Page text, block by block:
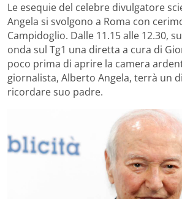
Le esequie del celebre divulgatore
Angela si svolgono a Roma con
Campidoglio. Dalle 11.15 alle 12.30,
onda sul Tg1 una diretta a cura di
poco prima di aprire la camera
giornalista, Alberto Angela, terrà un
ricordare suo padre.